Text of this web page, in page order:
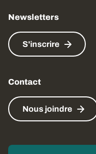
Newsletters
S'inscrire
Contact
Nous joindre